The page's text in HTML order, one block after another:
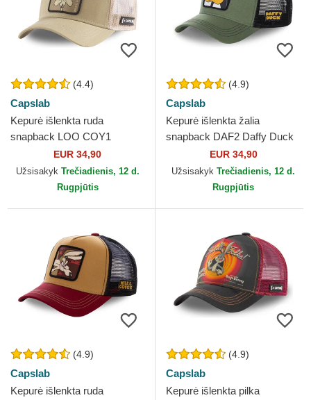
(4.4)
Capslab
Kepurė išlenkta ruda
snapback LOO COY1
Kojotas Looney Tunes
Capslab
EUR 34,90
Užsisakyk Trečiadienis, 12 d.
Rugpjūtis
(4.9)
Capslab
Kepurė išlenkta žalia
snapback DAF2 Daffy Duck
Looney Tunes Capslab
EUR 34,90
Užsisakyk Trečiadienis, 12 d.
Rugpjūtis
(4.9)
Capslab
Kepurė išlenkta ruda
(4.9)
Capslab
Kepurė išlenkta pilka